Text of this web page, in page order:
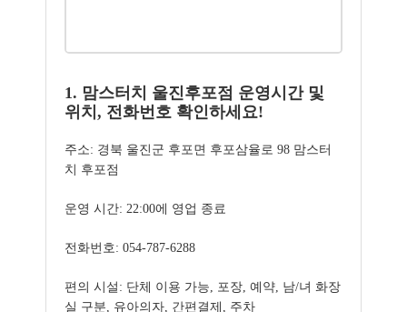
1. 맘스터치 울진후포점 운영시간 및
위치, 전화번호 확인하세요!
주소: 경북 울진군 후포면 후포삼율로 98 맘스터
치 후포점
운영 시간: 22:00에 영업 종료
전화번호: 054-787-6288
편의 시설: 단체 이용 가능, 포장, 예약, 남/녀 화장
실 구분, 유아의자, 간편결제, 주차